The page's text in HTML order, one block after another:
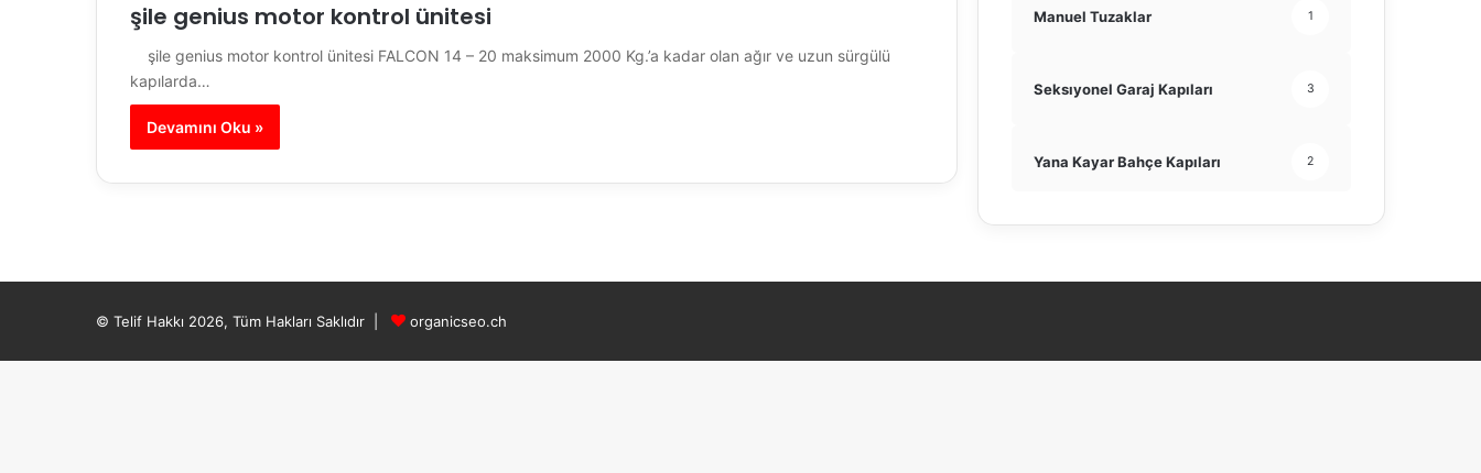
şile genius motor kontrol ünitesi
şile genius motor kontrol ünitesi FALCON 14 – 20 maksimum 2000 Kg.’a kadar olan ağır ve uzun sürgülü
kapılarda…
Devamını Oku »
Manuel Tuzaklar 1
Seksıyonel Garaj Kapıları 3
Yana Kayar Bahçe Kapıları 2
© Telif Hakkı 2026, Tüm Hakları Saklıdır | organicseo.ch